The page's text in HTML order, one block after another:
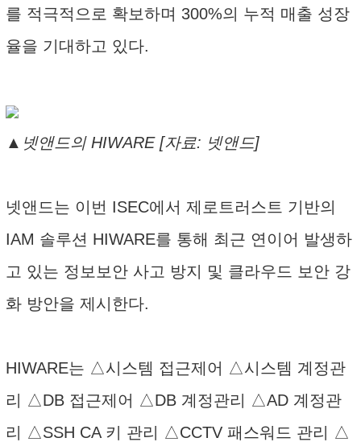
를 적극적으로 확보하며 300%의 누적 매출 성장
율을 기대하고 있다.
▲넷앤드의 HIWARE [자료: 넷앤드]
넷앤드는 이번 ISEC에서 제로트러스트 기반의
IAM 솔루션 HIWARE를 통해 최근 연이어 발생하
고 있는 정보보안 사고 방지 및 클라우드 보안 강
화 방안을 제시한다.
HIWARE는 △시스템 접근제어 △시스템 계정관
리 △DB 접근제어 △DB 계정관리 △AD 계정관
리 △SSH CA 키 관리 △CCTV 패스워드 관리 △